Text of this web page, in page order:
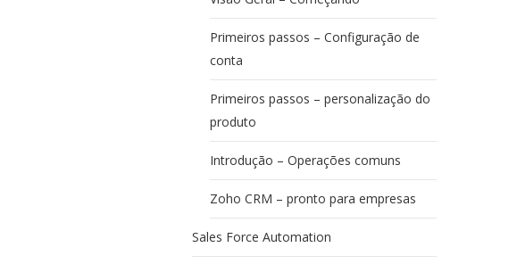
Primeiros passos – Configuração de
conta
Primeiros passos – personalização do
produto
Introdução – Operações comuns
Zoho CRM – pronto para empresas
Sales Force Automation